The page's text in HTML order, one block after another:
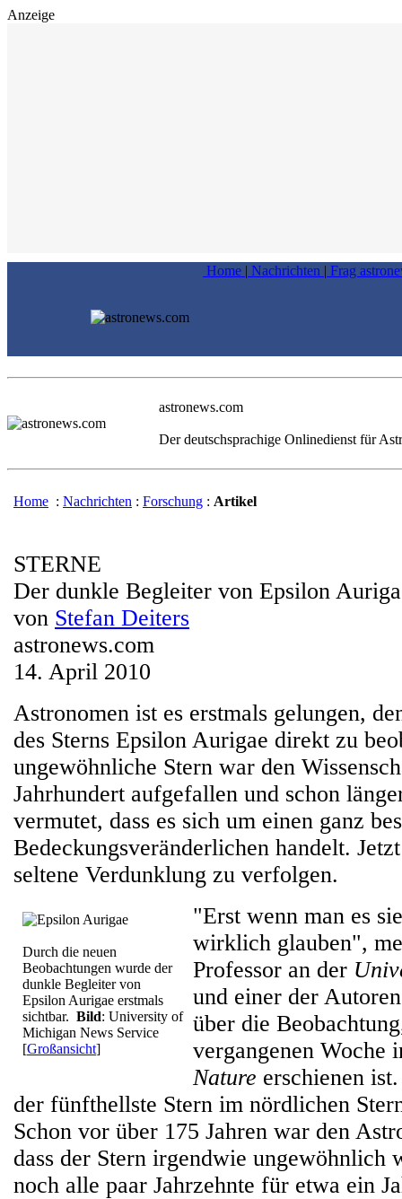
Anzeige
Home | Nachrichten | Frag
astronews.com
Der deutschsprachige Onlinedienst für
Home : Nachrichten : Forschung : Artikel
STERNE
Der dunkle Begleiter von Epsilon
von Stefan Deiters
astronews.com
14. April 2010
Astronomen ist es erstmals gelungen,
des Sterns Epsilon Aurigae direkt zu
ungewöhnliche Stern war den
Jahrhundert aufgefallen und schon
vermutet, dass es sich um einen ganz
Bedeckungsveränderlichen handelt.
seltene Verdunklung zu verfolgen.
Durch die neuen
Beobachtungen wurde der
dunkle Begleiter von
Epsilon Aurigae erstmals
sichtbar. Bild: University of
Michigan News Service
[Großansicht]
"Erst wenn man es
wirklich glauben",
Professor an der
und einer der
über die
vergangenen Woche
Nature erschienen
der fünfthellste Stern im nördlichen
Schon vor über 175 Jahren war den
dass der Stern irgendwie ungewöhnlich
noch alle paar Jahrzehnte für etwa ein